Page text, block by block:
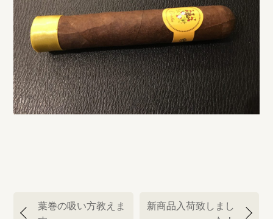
稿
葉巻の吸い方教えま
新商品入荷致しまし